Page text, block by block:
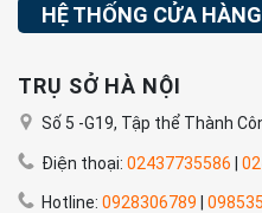
HỆ THỐNG CỬA HÀNG
TRỤ SỞ HÀ NỘI
Số 5 -G19, Tập thể Thành
Điện thoại: 02437735586 |
Hotline: 0928306789